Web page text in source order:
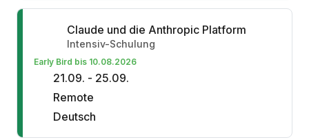
Claude und die Anthropic Platform
Intensiv-Schulung
Early Bird bis 10.08.2026
21.09. - 25.09.
Remote
Deutsch